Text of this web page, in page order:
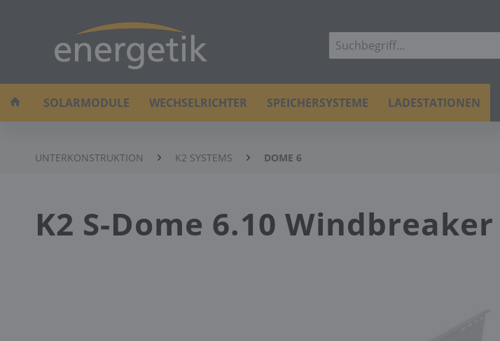
SOLARMODULE WECHSELRICHTER SPEICHERSYSTEME LADESTATIONEN
UNTERKONSTRUKTION K2 SYSTEMS DOME 6
K2 S-Dome 6.10 Windbreaker